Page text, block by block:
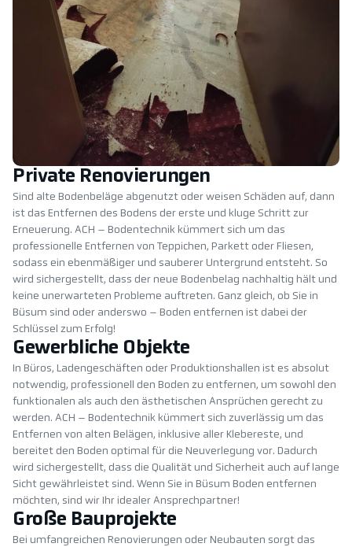
Private Renovierungen
Sind alte Bodenbeläge abgenutzt oder weisen Schäden auf, dann
ist das Entfernen des Bodens der erste und kluge Schritt zur
Erneuerung. ACH – Bodentechnik kümmert sich um das
professionelle Entfernen von Teppichen, Parkett oder Fliesen,
sodass ein ebenmäßiger und sauberer Untergrund entsteht. So
wird sichergestellt, dass der neue Bodenbelag nachhaltig hält und
keine unerwarteten Probleme auftreten. Ganz gleich, ob Sie in
Büsum sind oder anderswo – Boden entfernen ist dabei der
Schlüssel zum Erfolg!
Gewerbliche Objekte
In Büros, Ladengeschäften oder Produktionshallen ist es absolut
notwendig, professionell den Boden zu entfernen, um sowohl den
funktionalen als auch den ästhetischen Ansprüchen gerecht zu
werden. ACH – Bodentechnik kümmert sich zuverlässig um das
Entfernen von alten Belägen, inklusive aller Klebereste, und
bereitet den Boden optimal für die Neuverlegung vor. Dadurch
wird sichergestellt, dass die Qualität und Sicherheit auch auf lange
Sicht gewährleistet sind. Wenn Sie in Büsum Boden entfernen
möchten, sind wir Ihr idealer Ansprechpartner!
Große Bauprojekte
Bei umfangreichen Renovierungen oder Neubauten sorgt das